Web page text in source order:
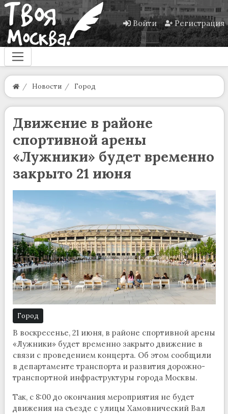
Войти Регистрация
Новости Город
Движение в районе
спортивной арены
«Лужники» будет временно
закрыто 21 июня
Город
В воскресенье, 21 июня, в районе спортивной арены
«Лужники» будет временно закрыто движение в
связи с проведением концерта. Об этом сообщили
в департаменте транспорта и развития дорожно-
транспортной инфраструктуры города Москвы.
Так, с 8:00 до окончания мероприятия не будет
движения на съезде с улицы Хамовнический Вал